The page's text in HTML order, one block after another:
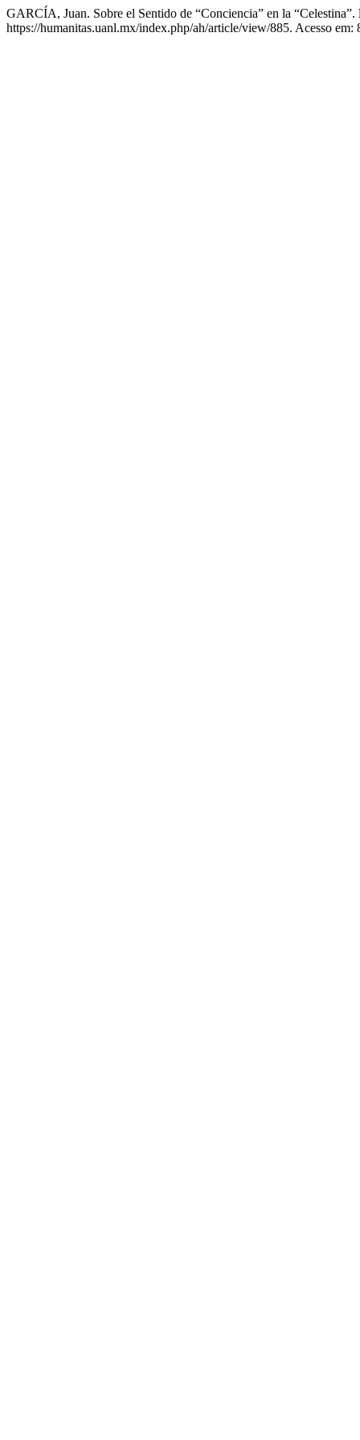
GARCÍA, Juan. Sobre el Sentido de “Conciencia” en la “Celestina”.
https://humanitas.uanl.mx/index.php/ah/article/view/885. Acesso em: